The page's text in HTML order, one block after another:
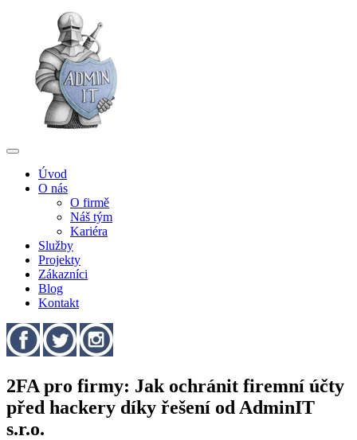
Úvod
O nás
O firmě
Náš tým
Kariéra
Služby
Projekty
Zákazníci
Blog
Kontakt
2FA pro firmy: Jak ochránit firemní účty
před hackery díky řešení od AdminIT
s.r.o.